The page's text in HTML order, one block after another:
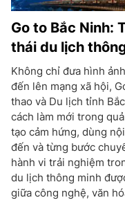
Go to Bắc Ninh:
thái du lịch
Không chỉ đưa hình
đến lên mạng xã hội,
thao và Du lịch tỉnh
cách làm mới trong
tạo cảm hứng, dùng
đến và từng bước
hành vi trải nghiệm
du lịch thông minh
giữa công nghệ, văn